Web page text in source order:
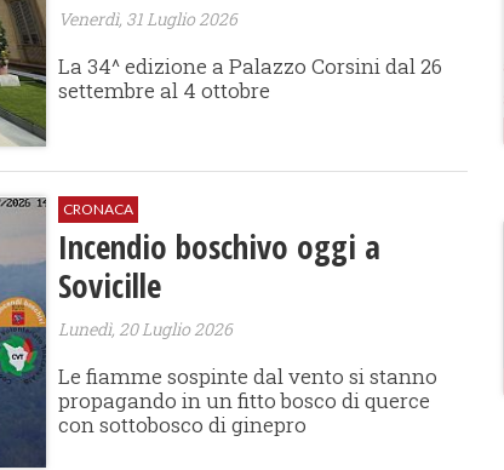
Venerdì, 31 Luglio 2026
La 34^ edizione a Palazzo Corsini dal 26
settembre al 4 ottobre
CRONACA
Incendio boschivo oggi a
Sovicille
Lunedì, 20 Luglio 2026
Le fiamme sospinte dal vento si stanno
propagando in un fitto bosco di querce
con sottobosco di ginepro